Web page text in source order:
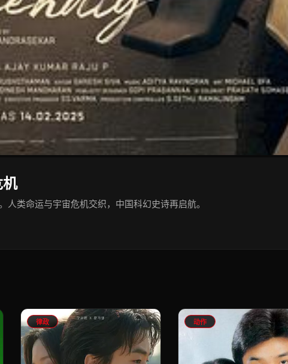
机
人类命运与宇宙危机交织，中国科幻史诗再启航。
律政 动作